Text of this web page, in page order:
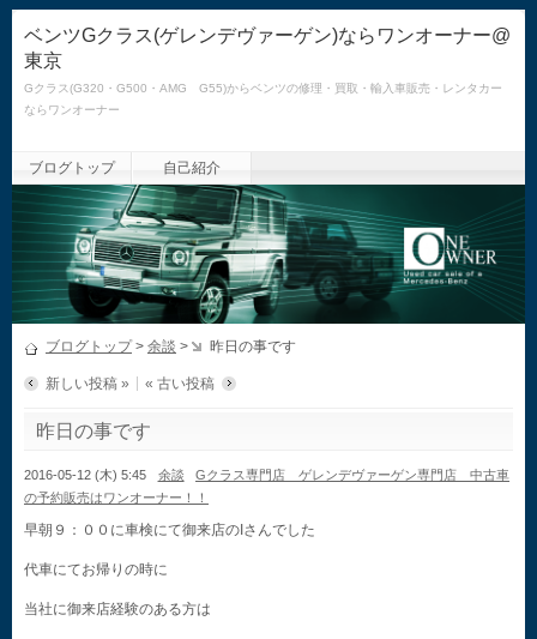
ベンツGクラス(ゲレンデヴァーゲン)ならワンオーナー@
東京
Gクラス(G320・G500・AMG G55)からベンツの修理・買取・輸入車販売・レンタカー
ならワンオーナー
ブログトップ 自己紹介
ブログトップ> 余談 > 昨日の事です
新しい投稿 » « 古い投稿
昨日の事です
2016-05-12 (木) 5:45 余談
Gクラス専門店 ゲレンデヴァーゲン専門店 中古車
の予約販売はワンオーナー！！
早朝９：００に車検にて御来店のIさんでした
代車にてお帰りの時に
当社に御来店経験のある方は